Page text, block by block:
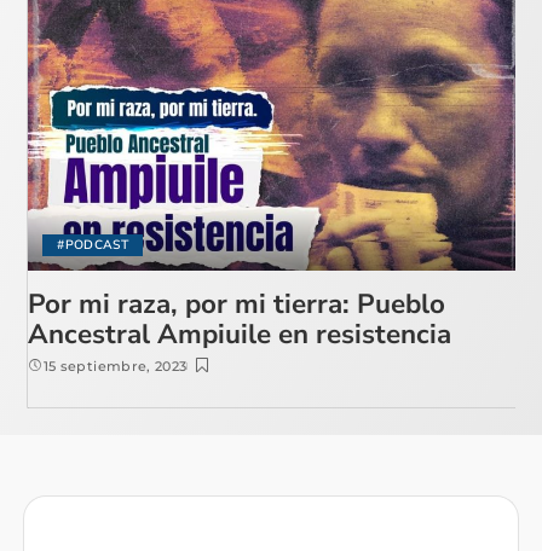
#PODCAST
Por mi raza, por mi tierra: Pueblo
Ancestral Ampiuile en resistencia
15 septiembre, 2023